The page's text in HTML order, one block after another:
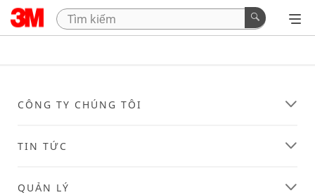
CÔNG TY CHÚNG TÔI
TIN TỨC
QUẢN LÝ